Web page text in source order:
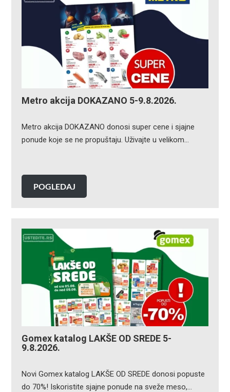
Metro akcija DOKAZANO 5-9.8.2026.
Metro akcija DOKAZANO donosi super cene i sjajne
ponude koje se ne propuštaju. Uživajte u velikom…
POGLEDAJ
Gomex katalog LAKŠE OD SREDE 5-
9.8.2026.
Novi Gomex katalog LAKŠE OD SREDE donosi popuste
do 70%! Iskoristite sjajne ponude na sveže meso,…